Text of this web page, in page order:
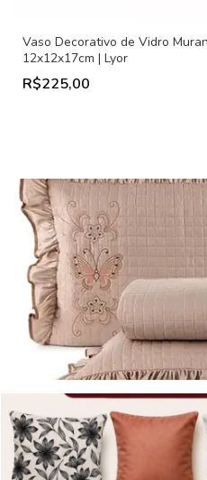
Vaso Decorativo de Vidro
12x12x17cm | Lyor
R$225,00